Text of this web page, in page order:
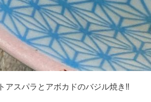
アスパラとアボカドのバジル焼き‼️